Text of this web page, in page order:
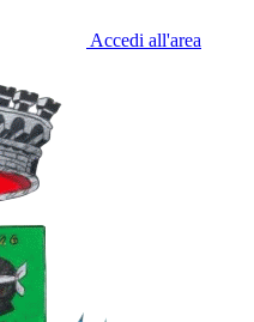
Accedi all'area